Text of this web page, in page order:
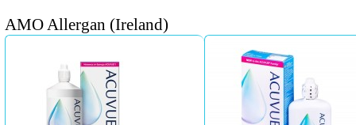
AMO Allergan (Ireland)